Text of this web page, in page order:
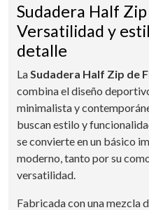
Sudadera Half
Versatilidad y
detalle
La Sudadera Half Zip de
combina el diseño
minimalista y
buscan estilo y
se convierte en un básico
moderno, tanto por su
versatilidad.
Fabricada con una mezcla